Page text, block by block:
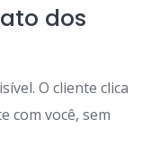
dos
O cliente clica
com você, sem